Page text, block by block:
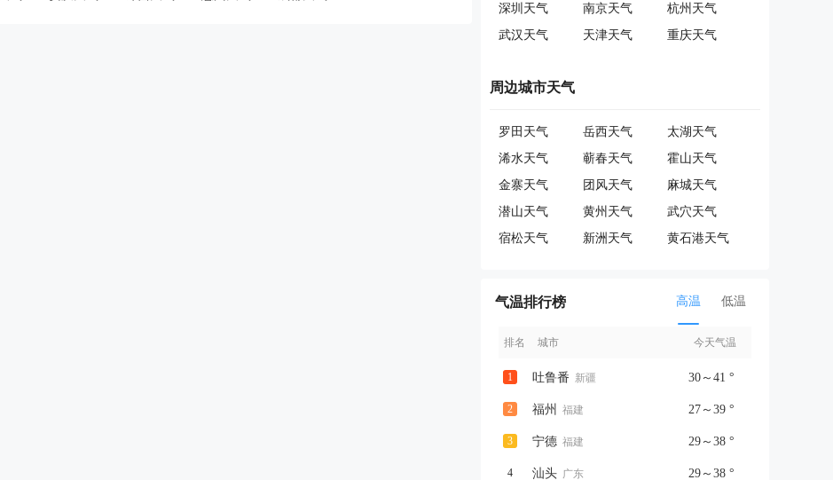
深圳天气
南京天气
杭州天气
武汉天气
天津天气 重庆天气
周边城市天气
罗田天气 岳西天气
太湖天气
浠水天气
蕲春天气
霍山天气
金寨天气
团风天气
麻城天气
潜山天气
黄州天气
武穴天气
宿松天气
新洲天气 黄石港天气
气温排行榜 高温 低温
排名 城市 今天气温
1 吐鲁番 新疆 30～41 °
2 福州 福建 27～39 °
3 宁德 福建 29～38 °
4 汕头 广东 29～38 °